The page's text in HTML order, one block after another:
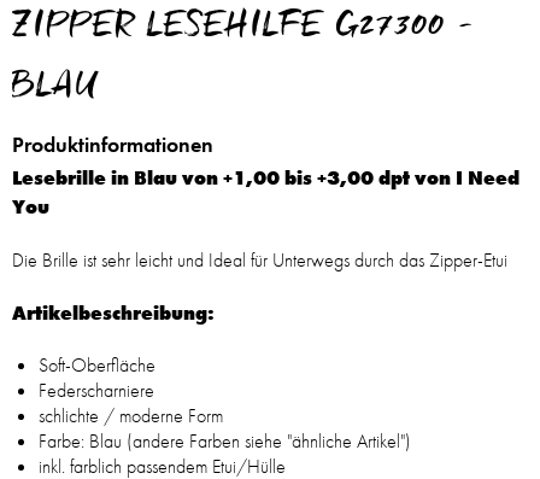
ZIPPER LESEHILFE G27300 -
BLAU
Produktinformationen
Lesebrille in Blau von +1,00 bis +3,00 dpt von I Need
You
Die Brille ist sehr leicht und Ideal für Unterwegs durch das Zipper-Etui
Artikelbeschreibung:
Soft-Oberfläche
Federscharniere
schlichte / moderne Form
Farbe: Blau (andere Farben siehe "ähnliche Artikel")
inkl. farblich passendem Etui/Hülle